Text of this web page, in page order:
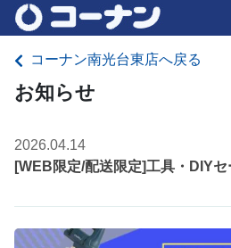
コーナン南光台東店へ戻る
お知らせ
2026.04.14
[WEB限定/配送限定]工具・DIYセ